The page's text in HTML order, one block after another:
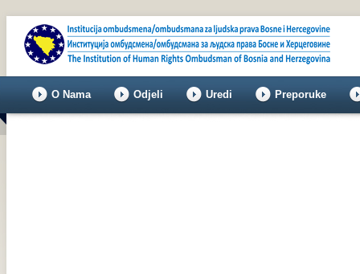
O Nama Odjeli Uredi Preporuke